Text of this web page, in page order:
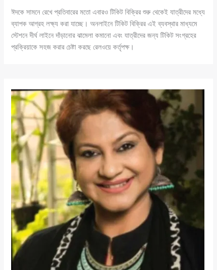
ঈদকে সামনে রেখে প্রতিবারের মতো এবারও টিকিট বিক্রির শুরু থেকেই যাত্রীদের মধ্যে
ব্যাপক আগ্রহ লক্ষ্য করা যাচ্ছে। অনলাইনে টিকিট বিক্রির এই ব্যবস্থার মাধ্যমে
স্টেশনে দীর্ঘ লাইনে দাঁড়ানোর ঝামেলা কমানো এবং যাত্রীদের জন্য টিকিট সংগ্রহের
প্রক্রিয়াকে সহজ করার চেষ্টা করছে রেলওয়ে কর্তৃপক্ষ।